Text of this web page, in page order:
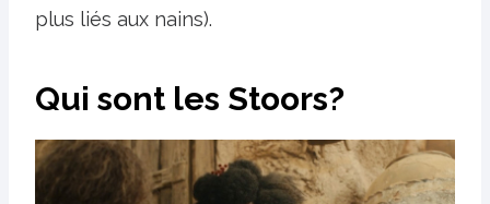
plus liés aux nains).
Qui sont les Stoors?